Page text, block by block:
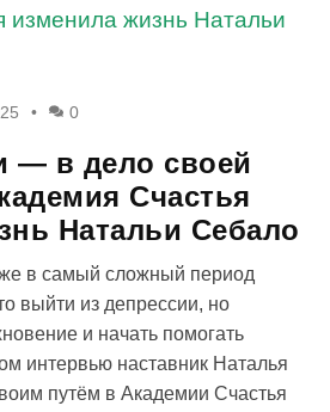
0
— в дело своей
Счастья
Натальи Себало
в самый сложный период
выйти из депрессии, но
и начать помогать
интервью наставник Наталья
путём в Академии Счастья